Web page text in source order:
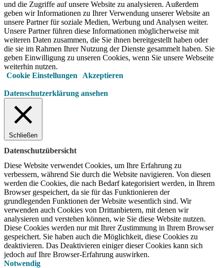
und die Zugriffe auf unsere Website zu analysieren. Außerdem
geben wir Informationen zu Ihrer Verwendung unserer Website an
unsere Partner für soziale Medien, Werbung und Analysen weiter.
Unsere Partner führen diese Informationen möglicherweise mit
weiteren Daten zusammen, die Sie ihnen bereitgestellt haben oder
die sie im Rahmen Ihrer Nutzung der Dienste gesammelt haben. Sie
geben Einwilligung zu unseren Cookies, wenn Sie unsere Webseite
weiterhin nutzen.
Cookie Einstellungen
Akzeptieren
Datenschutzerklärung ansehen
Schließen
Datenschutzübersicht
Diese Website verwendet Cookies, um Ihre Erfahrung zu
verbessern, während Sie durch die Website navigieren. Von diesen
werden die Cookies, die nach Bedarf kategorisiert werden, in Ihrem
Browser gespeichert, da sie für das Funktionieren der
grundlegenden Funktionen der Website wesentlich sind. Wir
verwenden auch Cookies von Drittanbietern, mit denen wir
analysieren und verstehen können, wie Sie diese Website nutzen.
Diese Cookies werden nur mit Ihrer Zustimmung in Ihrem Browser
gespeichert. Sie haben auch die Möglichkeit, diese Cookies zu
deaktivieren. Das Deaktivieren einiger dieser Cookies kann sich
jedoch auf Ihre Browser-Erfahrung auswirken.
Notwendig